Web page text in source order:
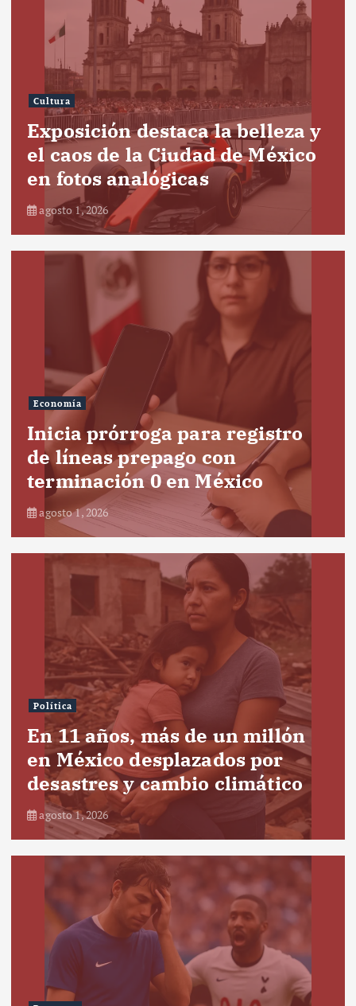
Cultura
Exposición destaca la belleza y
el caos de la Ciudad de México
en fotos analógicas
agosto 1, 2026
Economía
Inicia prórroga para registro
de líneas prepago con
terminación 0 en México
agosto 1, 2026
Política
En 11 años, más de un millón
en México desplazados por
desastres y cambio climático
agosto 1, 2026